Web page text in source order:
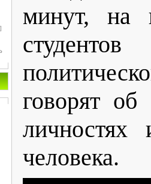
минут, на
говорят об
личностях
человека.